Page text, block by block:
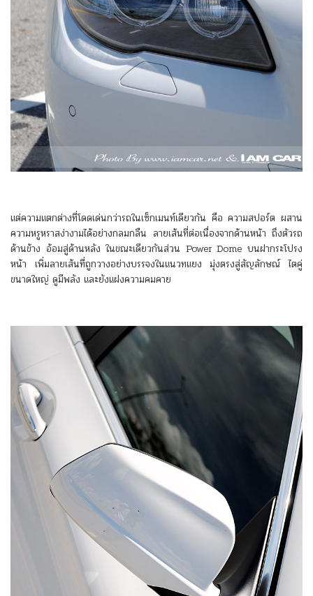
แต่ความแตกต่างที่โดดเด่นกว่ารถในเซ็กเมนท์เดียวกัน คือ ความสปอร์ต ผสาน
ความหรูหราสง่างามได้อย่างกลมกลืน ลายเส้นที่ต่อเนื่องจากด้านหน้า ถึงตัวรถ
ด้านข้าง อ้อมสู่ด้านหลัง ในขณะเดียวกันส่วน Power Dome บนฝากระโปรง
หน้า เพิ่มลายเส้นที่ถูกวางอย่างบรรจงในแนวทแยง มุ่งตรงสู่สัญลักษณ์ ไตคู่
ขนาดใหญ่ ดูมีพลัง และยังแฝงความคมคาย